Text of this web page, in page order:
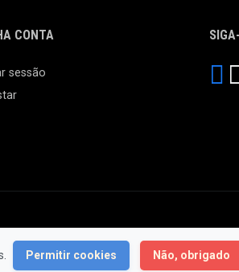
Permitir cookies Não, obrigado
CONTA
sessão